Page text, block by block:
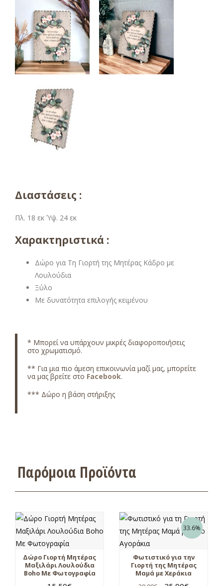
Διαστάσεις :
Πλ. 18 εκ Ύψ. 24 εκ
Χαρακτηριστικά :
Δώρο για Τη Γιορτή της Μητέρας Κάδρο με
Λουλούδια
Ξύλο
Με δυνατότητα επιλογής κειμένου
* Μπορεί να υπάρχουν μικρές διαφοροποιήσεις
στο χρωματισμό.
** Για μια πιο άμεση επικοινωνία μαζί μας, μπορείτε
να μας βρείτε στο Facebook.
*** Δώρο η βάση στήριξης
Παρόμοια Προϊόντα
Δώρο Γιορτή Μητέρας
Μαξιλάρι Λουλούδια
Boho Με Φωτογραφία
33.6%
Φωτιστικό για την
Γιορτή της Μητέρας
Μαμά με Χεράκια